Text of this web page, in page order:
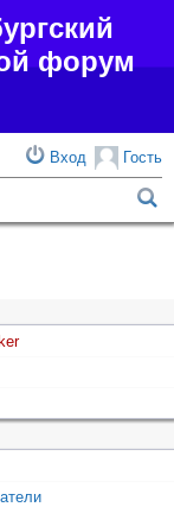
форум
Гость
Вход
о